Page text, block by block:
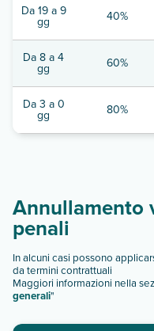
Da 19 a 9
gg 40%
Da 8 a 4
gg 60%
Da 3 a 0
gg 80%
Annullamento
penali
In alcuni casi possono
da termini contrattuali
Maggiori informazioni nella
generali"